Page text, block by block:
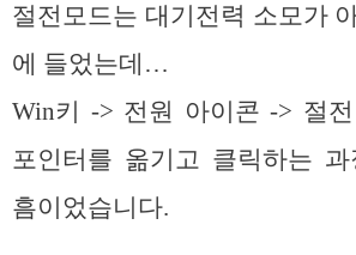
절전모드는 대기전력 소모가
에 들었는데…
Win키 -> 전원 아이콘 -> 절
포인터를 옮기고 클릭하는
흠이었습니다.